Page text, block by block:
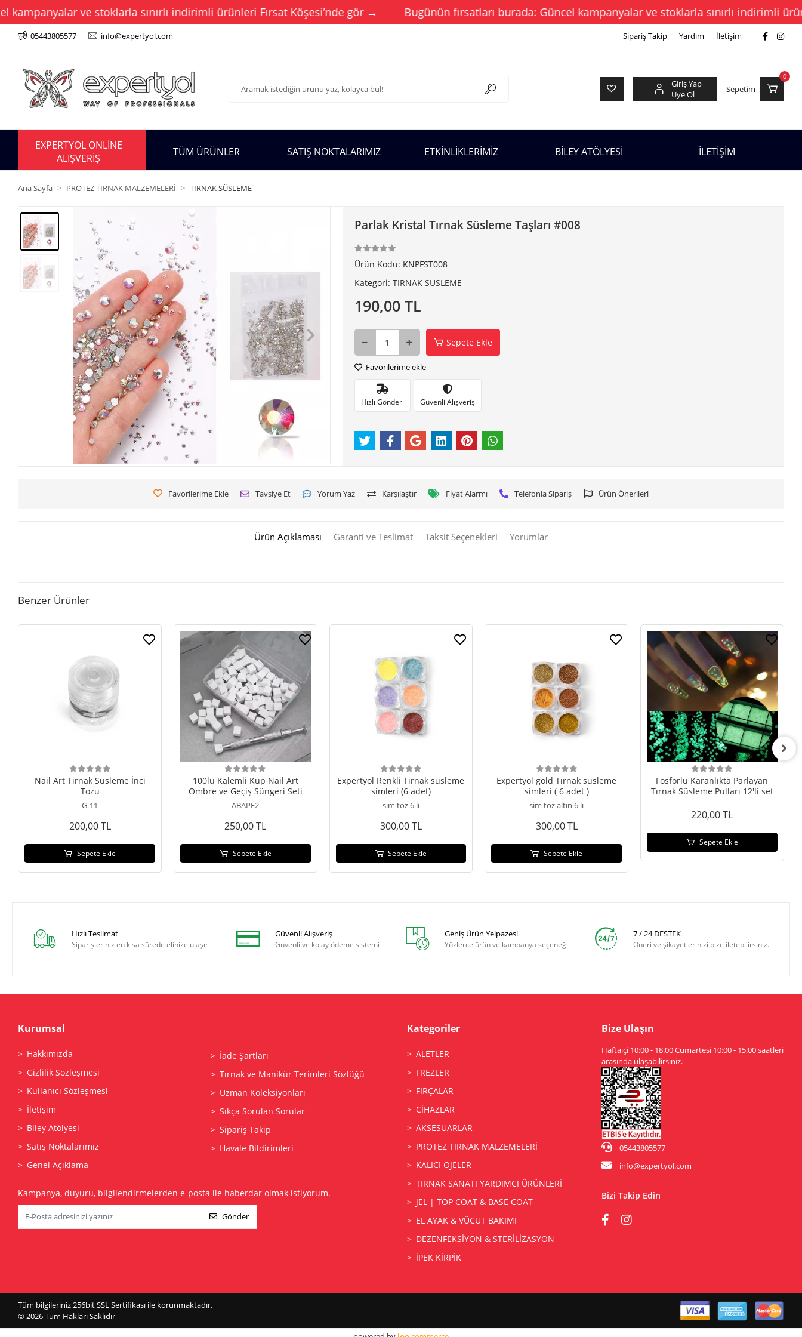
ve stoklarla sınırlı indirimli ürünleri Fırsat Köşesi’nde gör → Bugünün fırsatları burada: Güncel kampanyalar ve stoklarla sınırlı indirimli
05443805577 info@expertyol.com Sipariş Takip Yardım İletişim
Giriş Yap
Üye Ol
Sepetim
0
EXPERTYOL ONLİNE
ALIŞVERİŞ
TÜM ÜRÜNLER SATIŞ NOKTALARIMIZ ETKİNLİKLERİMİZ BİLEY ATÖLYESİ İLETİŞİM
Ana Sayfa PROTEZ TIRNAK MALZEMELERİ TIRNAK SÜSLEME
Parlak Kristal Tırnak Süsleme Taşları #008
Ürün Kodu: KNPFST008
Kategori: TIRNAK SÜSLEME
190,00 TL
Sepete Ekle
Favorilerime ekle
Hızlı Gönderi Güvenli Alışveriş
Favorilerime Ekle Tavsiye Et Yorum Yaz Karşılaştır Fiyat Alarmı Telefonla Sipariş Ürün Önerileri
Ürün Açıklaması Garanti ve Teslimat Taksit Seçenekleri Yorumlar
Benzer Ürünler
Nail Art Tırnak Süsleme İnci
Tozu
G-11
200,00 TL
Sepete Ekle
100lü Kalemli Küp Nail Art
Ombre ve Geçiş Süngeri Seti
ABAPF2
250,00 TL
Sepete Ekle
Expertyol Renkli Tırnak süsleme
simleri (6 adet)
sim toz 6 lı
300,00 TL
Sepete Ekle
Expertyol gold Tırnak süsleme
simleri ( 6 adet )
sim toz altın 6 lı
300,00 TL
Sepete Ekle
Fosforlu Karanlıkta Parlayan
Tırnak Süsleme Pulları 12'li set
220,00 TL
Sepete Ekle
Hızlı Teslimat
Siparişleriniz en kısa sürede elinize ulaşır.
Güvenli Alışveriş
Güvenli ve kolay ödeme sistemi
Geniş Ürün Yelpazesi
Yüzlerce ürün ve kampanya seçeneği
7 / 24 DESTEK
Öneri ve şikayetlerinizi bize iletebilirsiniz.
Kurumsal
Hakkımızda
Gizlilik Sözleşmesi
Kullanıcı Sözleşmesi
İletişim
Biley Atölyesi
Satış Noktalarımız
Genel Açıklama
İade Şartları
Tırnak ve Manikür Terimleri Sözlüğü
Uzman Koleksiyonları
Sıkça Sorulan Sorular
Sipariş Takip
Havale Bildirimleri
Kampanya, duyuru, bilgilendirmelerden e-posta ile haberdar olmak istiyorum.
Gönder
Kategoriler
ALETLER
FREZLER
FIRÇALAR
CİHAZLAR
AKSESUARLAR
PROTEZ TIRNAK MALZEMELERİ
KALICI OJELER
TIRNAK SANATI YARDIMCI ÜRÜNLERİ
JEL | TOP COAT & BASE COAT
EL AYAK & VÜCUT BAKIMI
DEZENFEKSİYON & STERİLİZASYON
İPEK KİRPİK
Bize Ulaşın
Haftaiçi 10:00 - 18:00 Cumartesi 10:00 - 15:00 saatleri
arasında ulaşabilirsiniz.
05443805577
info@expertyol.com
Bizi Takip Edin
Tüm bilgileriniz 256bit SSL Sertifikası ile korunmaktadır.
© 2026Tüm Hakları Saklıdır